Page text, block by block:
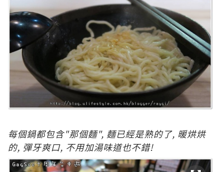
每個鍋都包含"那個麵", 麵已經是熟的了, 暖烘烘
的, 彈牙爽口, 不用加湯味道也不錯!